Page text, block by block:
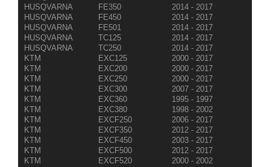
HUSQVARNA
FE350
2014 - 2017
HUSQVARNA
FE450
2014 - 2017
HUSQVARNA
FE501
2014 - 2017
HUSQVARNA
TC125
2014 - 2017
HUSQVARNA
TC250
2014 - 2017
KTM
EXC125
2000 - 2017
KTM
EXC200
2000 - 2017
KTM
EXC250
2000 - 2017
KTM
EXC300
2007 - 2017
KTM
EXC360
1995 - 1997
KTM
EXC380
1998 - 2002
KTM
EXCF250
2006 - 2017
KTM
EXCF350
2012 - 2017
KTM
EXCF450
2003 - 2017
KTM
EXCF500
2012 - 2017
KTM
EXCF520
2000 - 2002